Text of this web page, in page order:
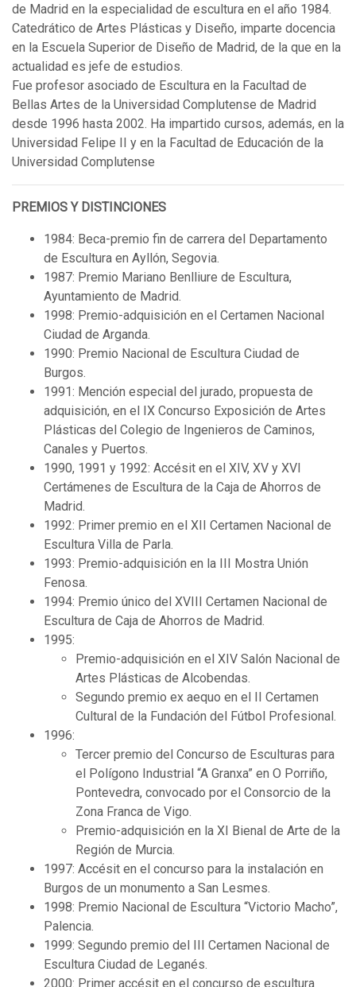
de Madrid en la especialidad de escultura en el año 1984.
Catedrático de Artes Plásticas y Diseño, imparte docencia
en la Escuela Superior de Diseño de Madrid, de la que en la
actualidad es jefe de estudios.
Fue profesor asociado de Escultura en la Facultad de
Bellas Artes de la Universidad Complutense de Madrid
desde 1996 hasta 2002. Ha impartido cursos, además, en la
Universidad Felipe II y en la Facultad de Educación de la
Universidad Complutense
PREMIOS Y DISTINCIONES
1984: Beca-premio fin de carrera del Departamento
de Escultura en Ayllón, Segovia.
1987: Premio Mariano Benlliure de Escultura,
Ayuntamiento de Madrid.
1998: Premio-adquisición en el Certamen Nacional
Ciudad de Arganda.
1990: Premio Nacional de Escultura Ciudad de
Burgos.
1991: Mención especial del jurado, propuesta de
adquisición, en el IX Concurso Exposición de Artes
Plásticas del Colegio de Ingenieros de Caminos,
Canales y Puertos.
1990, 1991 y 1992: Accésit en el XIV, XV y XVI
Certámenes de Escultura de la Caja de Ahorros de
Madrid.
1992: Primer premio en el XII Certamen Nacional de
Escultura Villa de Parla.
1993: Premio-adquisición en la III Mostra Unión
Fenosa.
1994: Premio único del XVIII Certamen Nacional de
Escultura de Caja de Ahorros de Madrid.
1995:
Premio-adquisición en el XIV Salón Nacional de
Artes Plásticas de Alcobendas.
Segundo premio ex aequo en el II Certamen
Cultural de la Fundación del Fútbol Profesional.
1996:
Tercer premio del Concurso de Esculturas para
el Polígono Industrial “A Granxa” en O Porriño,
Pontevedra, convocado por el Consorcio de la
Zona Franca de Vigo.
Premio-adquisición en la XI Bienal de Arte de la
Región de Murcia.
1997: Accésit en el concurso para la instalación en
Burgos de un monumento a San Lesmes.
1998: Premio Nacional de Escultura “Victorio Macho”,
Palencia.
1999: Segundo premio del III Certamen Nacional de
Escultura Ciudad de Leganés.
2000: Primer accésit en el concurso de escultura